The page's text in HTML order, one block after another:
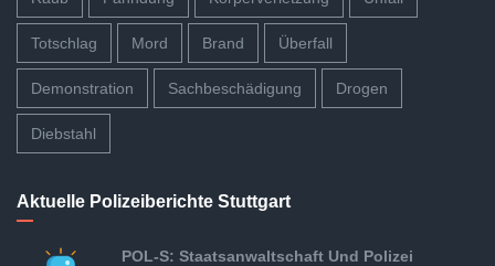
Totschlag Mord Brand Überfall
Demonstration Sachbeschädigung Drogen
Diebstahl
Aktuelle Polizeiberichte Stuttgart
POL-S: Staatsanwaltschaft Und Polizei